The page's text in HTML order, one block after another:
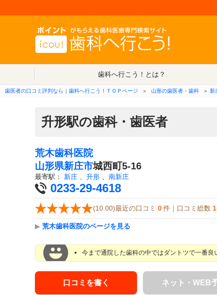
歯科へ行こう！とは？
歯医者の口コミ評判なら｜歯科へ行こう！ＴＯＰページ ＞ 山形の歯医者・歯科 ＞ 新
升形駅の歯科・歯医者
荒木歯科医院
山形県新庄市城西町5-16
最寄駅： 新庄 升形 南新庄
0233-29-4618
(10.00)最近の口コミ 0 件｜口コミ総数 1
▶ 荒木歯科医院のページを見る
今まで通院した歯科の中ではダントツで一番
口コミを書く ネット・WEB